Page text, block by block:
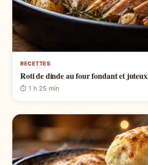
RECETTES
Roti de dinde au four fondant et juteux
⏱ 1 h 25 min